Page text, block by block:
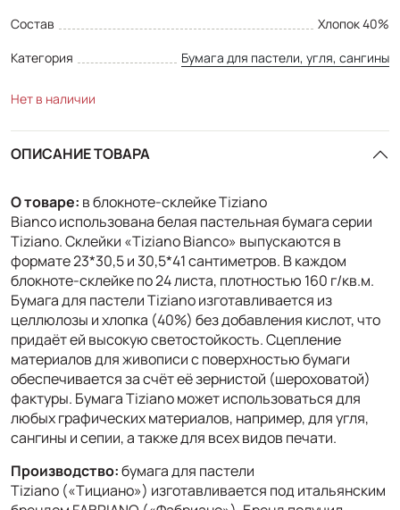
Состав
Хлопок 40%
Категория
Бумага для пастели, угля, сангины
Нет в наличии
ОПИСАНИЕ ТОВАРА
О товаре: в блокноте-склейке Tiziano
Bianco использована белая пастельная бумага серии
Tiziano. Склейки «Tiziano Bianco» выпускаются в
формате 23*30,5 и 30,5*41 сантиметров. В каждом
блокноте-склейке по 24 листа, плотностью 160 г/кв.м.
Бумага для пастели Tiziano изготавливается из
целлюлозы и хлопка (40%) без добавления кислот, что
придаёт ей высокую светостойкость. Сцепление
материалов для живописи с поверхностью бумаги
обеспечивается за счёт её зернистой (шероховатой)
фактуры. Бумага Tiziano может использоваться для
любых графических материалов, например, для угля,
сангины и сепии, а также для всех видов печати.
Производство:бумага для пастели
Tiziano («Тициано») изготавливается под итальянским